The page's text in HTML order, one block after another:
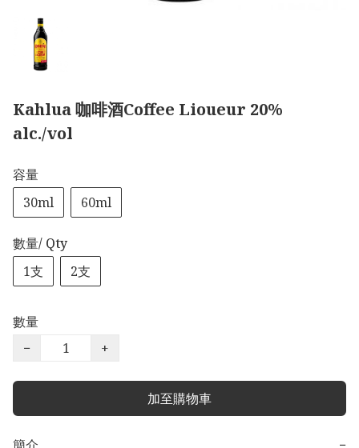
Kahlua 咖啡酒Coffee Lioueur 20%
alc./vol
容量
30ml
60ml
數量/ Qty
1支
2支
數量
−
+
加至購物車